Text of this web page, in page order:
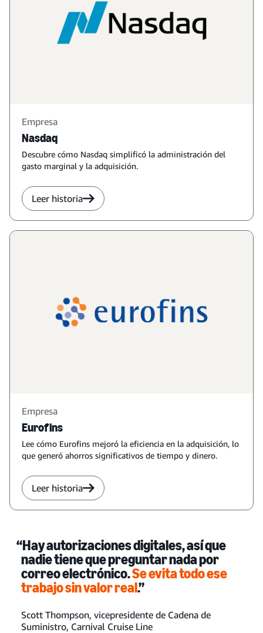
Empresa
Nasdaq
Descubre cómo Nasdaq simplificó la administración del
gasto marginal y la adquisición.
Leer historia
Empresa
Eurofins
Lee cómo Eurofins mejoró la eficiencia en la adquisición, lo
que generó ahorros significativos de tiempo y dinero.
Leer historia
“Hay autorizaciones digitales, así que
nadie tiene que preguntar nada por
correo electrónico.Se evita todo ese
trabajo sin valor real.”
Scott Thompson, vicepresidente de Cadena de
Suministro, Carnival Cruise Line